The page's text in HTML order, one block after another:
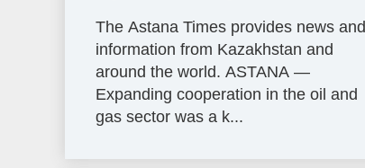
The Astana Times provides news and
information from Kazakhstan and
around the world. ASTANA —
Expanding cooperation in the oil and
gas sector was a k...